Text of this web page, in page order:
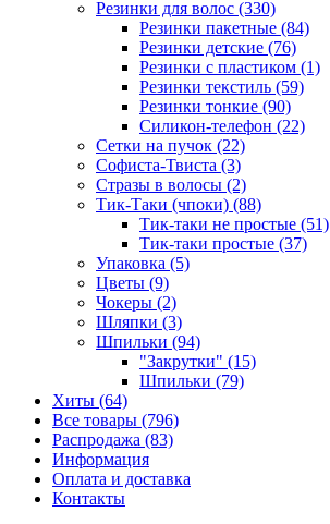
Резинки для волос (330)
Резинки пакетные (84)
Резинки детские (76)
Резинки с пластиком (1)
Резинки текстиль (59)
Резинки тонкие (90)
Силикон-телефон (22)
Сетки на пучок (22)
Софиста-Твиста (3)
Стразы в волосы (2)
Тик-Таки (чпоки) (88)
Тик-таки не простые (51)
Тик-таки простые (37)
Упаковка (5)
Цветы (9)
Чокеры (2)
Шляпки (3)
Шпильки (94)
"Закрутки" (15)
Шпильки (79)
Хиты (64)
Все товары (796)
Распродажа (83)
Информация
Оплата и доставка
Контакты